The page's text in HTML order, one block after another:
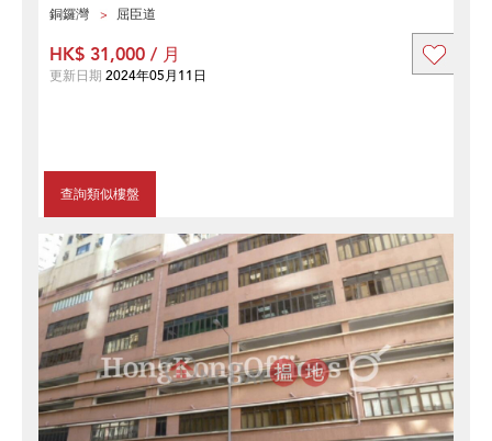
銅鑼灣 屈臣道
查詢類似樓盤
HK$ 31,000 / 月
更新日期 2024年05月11日